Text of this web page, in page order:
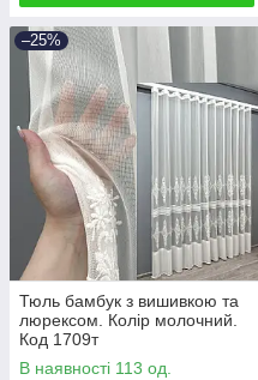
–25%
Тюль бамбук з вишивкою та
люрексом. Колір молочний.
Код 1709т
В наявності 113 од.